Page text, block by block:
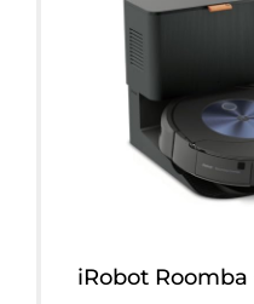
iRobot Roomba